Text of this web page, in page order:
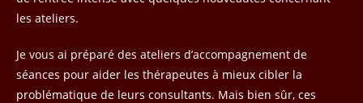
les ateliers.
Je vous ai préparé des ateliers d’accompagnement de
séances pour aider les thérapeutes à mieux cibler la
problématique de leurs consultants. Mais bien sûr, ces